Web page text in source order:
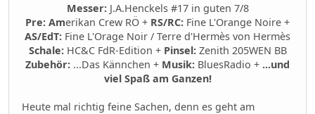
Messer:J.A.Henckels #17 in guten 7/8
Pre: Amerikan Crew RÖ + RS/RC: Fine L'Orange Noire +
AS/EdT: Fine L'Orage Noir / Terre d'Hermès von Hermès
Schale: HC&C FdR-Edition + Pinsel:Zenith 205WEN BB
Zubehör: ...Das Kännchen + Musik: BluesRadio + ...und
viel Spaß am Ganzen!
Heute mal richtig feine Sachen, denn es geht am